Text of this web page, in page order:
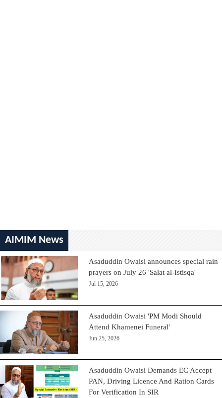
AIMIM News
Asaduddin Owaisi announces special rain
prayers on July 26 'Salat al-Istisqa'
Jul 15, 2026
Asaduddin Owaisi 'PM Modi Should
Attend Khamenei Funeral'
Jun 25, 2026
Asaduddin Owaisi Demands EC Accept
PAN, Driving Licence And Ration Cards
For Verification In SIR